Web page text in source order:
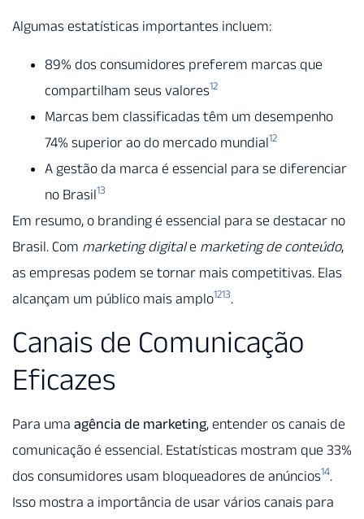
Algumas estatísticas importantes incluem:
89% dos consumidores preferem marcas que
compartilham seus valores12
Marcas bem classificadas têm um desempenho
74% superior ao do mercado mundial12
A gestão da marca é essencial para se diferenciar
no Brasil13
Em resumo, o branding é essencial para se destacar no
Brasil. Com marketing digitale marketing de conteúdo,
as empresas podem se tornar mais competitivas. Elas
alcançam um público mais amplo1213.
Canais de Comunicação
Eficazes
Para uma agência de marketing, entender os canais de
comunicação é essencial. Estatísticas mostram que 33%
dos consumidores usam bloqueadores de anúncios14.
Isso mostra a importância de usar vários canais para